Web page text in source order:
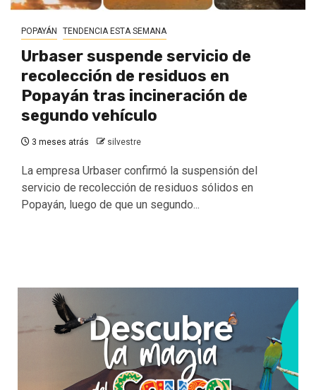
POPAYÁN TENDENCIA ESTA SEMANA
Urbaser suspende servicio de
recolección de residuos en
Popayán tras incineración de
segundo vehículo
3 meses atrás silvestre
La empresa Urbaser confirmó la suspensión del
servicio de recolección de residuos sólidos en
Popayán, luego de que un segundo...